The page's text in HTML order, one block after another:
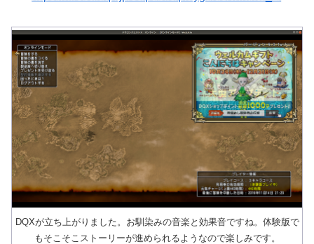
DQXが立ち上がりました。お馴染みの音楽と効果音ですね。体験版で
もそこそこストーリーが進められるようなので楽しみです。